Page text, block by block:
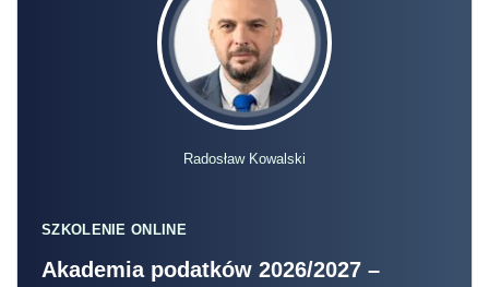
Radosław Kowalski
SZKOLENIE ONLINE
Akademia podatków 2026/2027 –